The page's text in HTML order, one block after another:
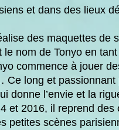
et dans des lieux
des maquettes de
le nom de Tonyo en
commence à jouer
Ce long et passionnant
donne l’envie et la
et 2016, il reprend
petites scènes